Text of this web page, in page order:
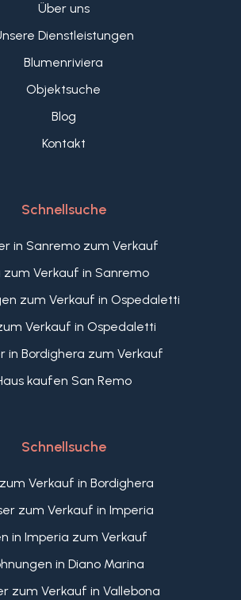
Über uns
Dienstleistungen
Blumenriviera
Objektsuche
Blog
Kontakt
Schnellsuche
in Sanremo zum Verkauf
zum Verkauf in Sanremo
zum Verkauf in Ospedaletti
Verkauf in Ospedaletti
in Bordighera zum Verkauf
kaufen San Remo
Schnellsuche
Verkauf in Bordighera
zum Verkauf in Imperia
in Imperia zum Verkauf
in Diano Marina
zum Verkauf in Vallebona